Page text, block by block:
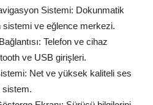
Sistemi: Dokunmatik
sistemi ve eğlence merkezi.
Telefon ve cihaz
ve USB girişleri.
Net ve yüksek kaliteli ses
sistem.